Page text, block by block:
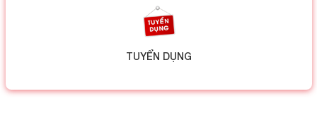
TUYỂN DỤNG